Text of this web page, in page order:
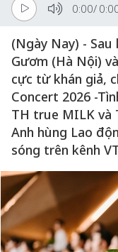
0:00/
(Ngày Nay) -
Gươm (Hà Nội)
cực từ khán giả,
Concert 2026 -
TH true MILK và
Anh hùng Lao
sóng trên kênh